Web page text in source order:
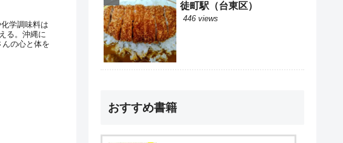
学調味料は
る。沖縄に
の心と体を
徒町駅（台東区）
446 views
おすすめ書籍